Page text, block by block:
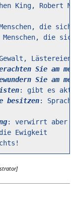
Sie am
Sie am
besitzen
Ewigkeit